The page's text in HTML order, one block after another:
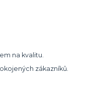
na kvalitu.
zákazníků.